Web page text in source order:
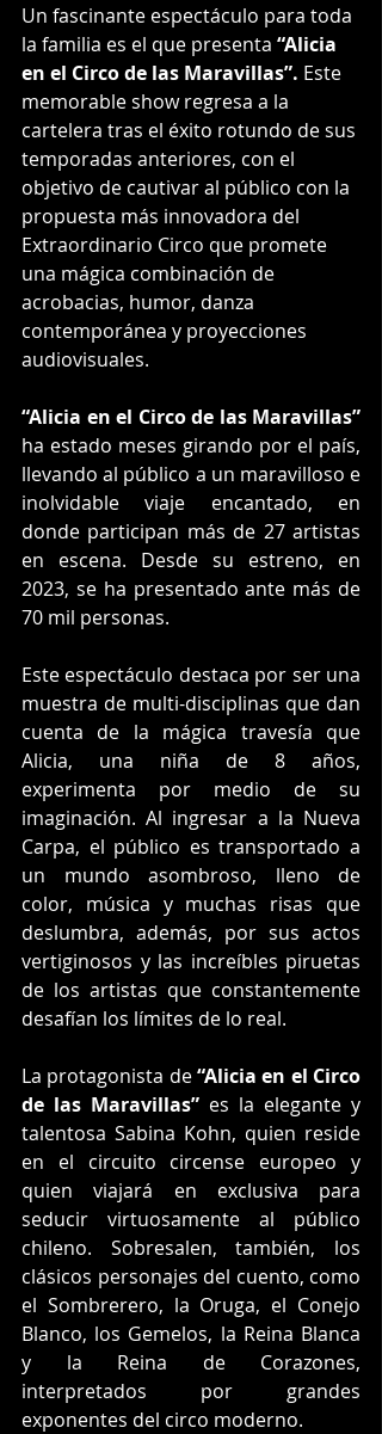
Un fascinante espectáculo para toda
la familia es el que presenta “Alicia
en el Circo de las Maravillas”. Este
memorable show regresa a la
cartelera tras el éxito rotundo de sus
temporadas anteriores, con el
objetivo de cautivar al público con la
propuesta más innovadora del
Extraordinario Circo que promete
una mágica combinación de
acrobacias, humor, danza
contemporánea y proyecciones
audiovisuales.
“Alicia en el Circo de las Maravillas”
ha estado meses girando por el país,
llevando al público a un maravilloso e
inolvidable viaje encantado, en
donde participan más de 27 artistas
en escena. Desde su estreno, en
2023, se ha presentado ante más de
70 mil personas.
Este espectáculo destaca por ser una
muestra de multi-disciplinas que dan
cuenta de la mágica travesía que
Alicia, una niña de 8 años,
experimenta por medio de su
imaginación. Al ingresar a la Nueva
Carpa, el público es transportado a
un mundo asombroso, lleno de
color, música y muchas risas que
deslumbra, además, por sus actos
vertiginosos y las increíbles piruetas
de los artistas que constantemente
desafían los límites de lo real.
La protagonista de “Alicia en el Circo
de las Maravillas” es la elegante y
talentosa Sabina Kohn, quien reside
en el circuito circense europeo y
quien viajará en exclusiva para
seducir virtuosamente al público
chileno. Sobresalen, también, los
clásicos personajes del cuento, como
el Sombrerero, la Oruga, el Conejo
Blanco, los Gemelos, la Reina Blanca
y la Reina de Corazones,
interpretados por grandes
exponentes del circo moderno.